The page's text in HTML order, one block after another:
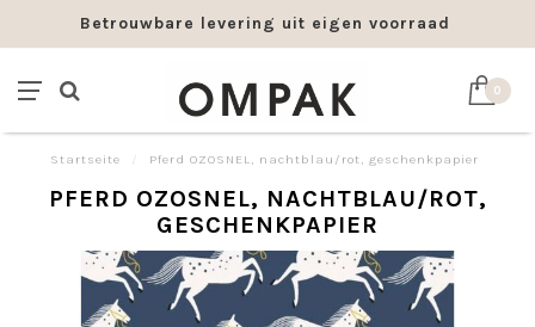
Betrouwbare levering uit eigen voorraad
0
Startseite Pferd OZOSNEL, nachtblau/rot, geschenkpapier
PFERD OZOSNEL, NACHTBLAU/ROT,
GESCHENKPAPIER